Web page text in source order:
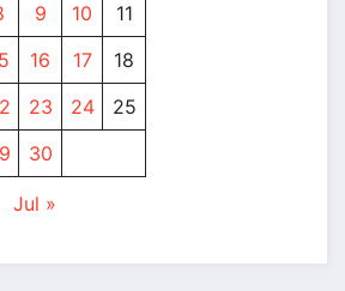
9 10
11
16 17
18
23 24
25
30
Jul »